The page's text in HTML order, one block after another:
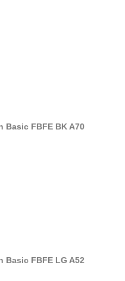
Basic FBFE BK A70
Basic FBFE LG A52